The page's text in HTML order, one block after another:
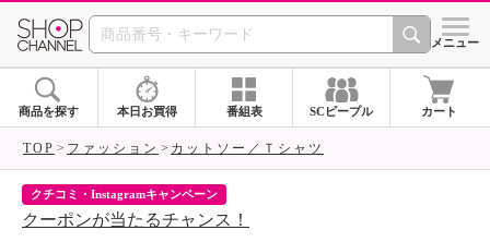
SHOP CHANNEL シメニュー
商品を探す 本日お買得 番組表 SCピープル カート
TOP ファッション カットソー／Ｔシャツ
クチコミ・Instagramキャンペーン
クーポンが当たるチャンス！